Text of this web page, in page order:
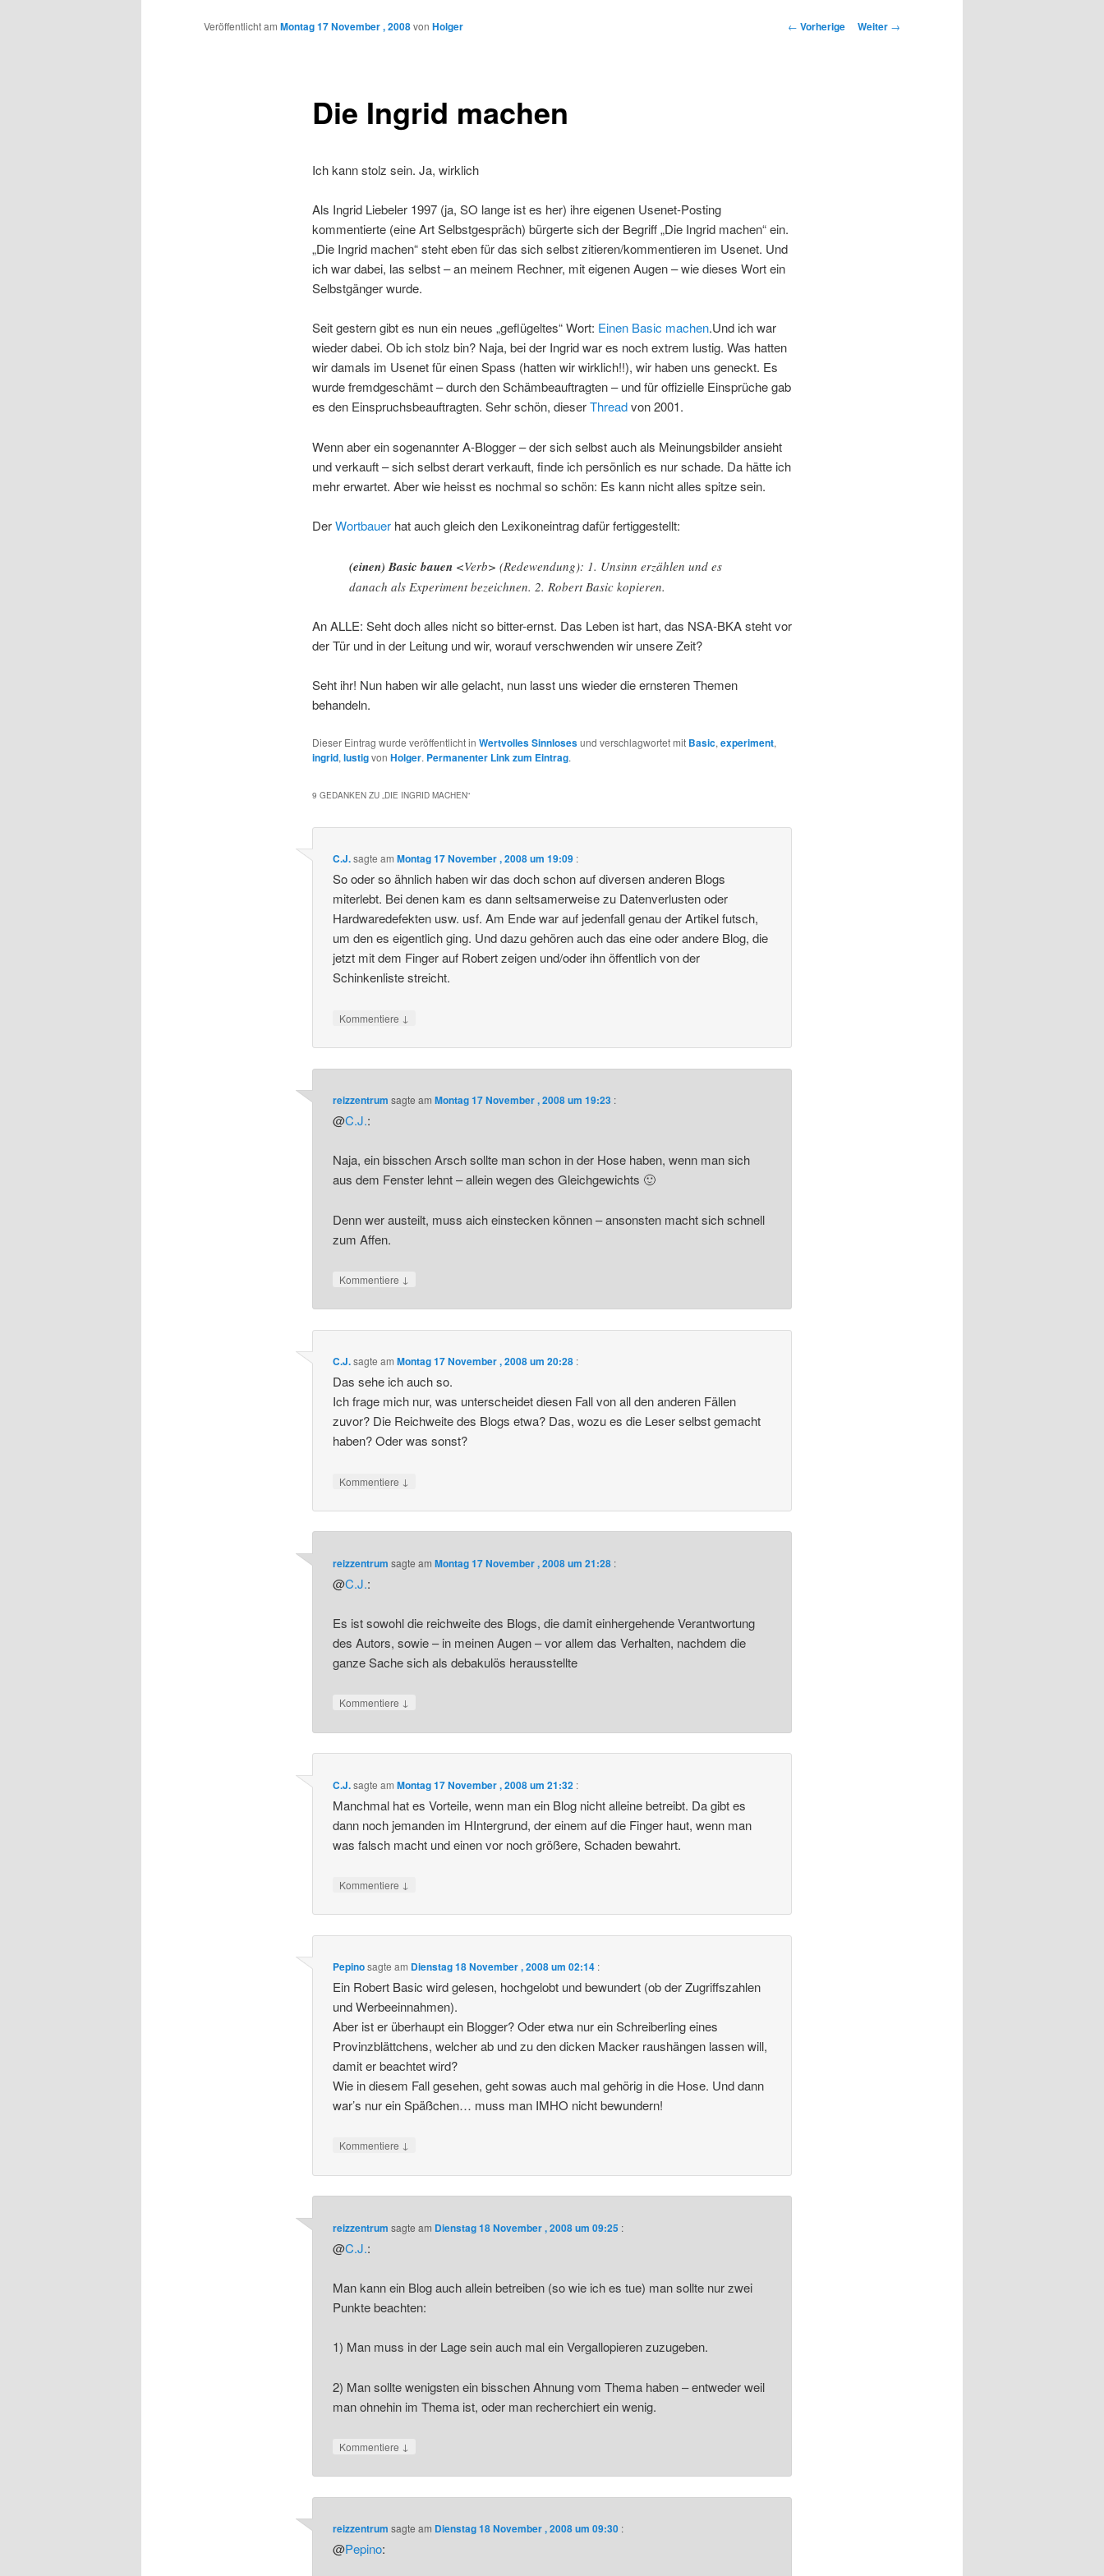
Inhalt
Beitrags-
← Vorherige Weiter →
Die Ingrid machen
Veröffentlicht am Montag 17 November , 2008von Holger
Ich kann stolz sein. Ja, wirklich
Als Ingrid Liebeler 1997 (ja, SO lange ist es her) ihre eigenen Usenet-Posting
kommentierte (eine Art Selbstgespräch) bürgerte sich der Begriff „Die Ingrid machen“ ein.
„Die Ingrid machen“ steht eben für das sich selbst zitieren/kommentieren im Usenet. Und
ich war dabei, las selbst – an meinem Rechner, mit eigenen Augen – wie dieses Wort ein
Selbstgänger wurde.
Seit gestern gibt es nun ein neues „geflügeltes“ Wort: Einen Basic machen.Und ich war
wieder dabei. Ob ich stolz bin? Naja, bei der Ingrid war es noch extrem lustig. Was hatten
wir damals im Usenet für einen Spass (hatten wir wirklich!!), wir haben uns geneckt. Es
wurde fremdgeschämt – durch den Schämbeauftragten – und für offizielle Einsprüche gab
es den Einspruchsbeauftragten. Sehr schön, dieserThreadvon 2001.
Wenn aber ein sogenannter A-Blogger – der sich selbst auch als Meinungsbilder ansieht
und verkauft – sich selbst derart verkauft, finde ich persönlich es nur schade. Da hätte ich
mehr erwartet. Aber wie heisst es nochmal so schön: Es kann nicht alles spitze sein.
DerWortbauerhat auch gleich den Lexikoneintrag dafür fertiggestellt:
(einen) Basic bauen<Verb> (Redewendung): 1. Unsinn erzählen und es
danach als Experiment bezeichnen. 2. Robert Basic kopieren.
An ALLE: Seht doch alles nicht so bitter-ernst. Das Leben ist hart, das NSA-BKA steht vor
der Tür und in der Leitung und wir, worauf verschwenden wir unsere Zeit?
Seht ihr! Nun haben wir alle gelacht, nun lasst uns wieder die ernsteren Themen
behandeln.
Dieser Eintrag wurde veröffentlicht in Wertvolles Sinnlosesund verschlagwortet mit Basic, experiment,
ingrid, lustigvon Holger. Permanenter Link zum Eintrag.
9 GEDANKEN ZU „DIE INGRID MACHEN“
C.J.sagte amMontag 17 November , 2008 um 19:09 :
So oder so ähnlich haben wir das doch schon auf diversen anderen Blogs
miterlebt. Bei denen kam es dann seltsamerweise zu Datenverlusten oder
Hardwaredefekten usw. usf. Am Ende war auf jedenfall genau der Artikel futsch,
um den es eigentlich ging. Und dazu gehören auch das eine oder andere Blog, die
jetzt mit dem Finger auf Robert zeigen und/oder ihn öffentlich von der
Schinkenliste streicht.
Kommentiere ↓
reizzentrum sagte amMontag 17 November , 2008 um 19:23 :
@C.J.:
Naja, ein bisschen Arsch sollte man schon in der Hose haben, wenn man sich
aus dem Fenster lehnt – allein wegen des Gleichgewichts 🙂
Denn wer austeilt, muss aich einstecken können – ansonsten macht sich schnell
zum Affen.
Kommentiere ↓
C.J.sagte amMontag 17 November , 2008 um 20:28 :
Das sehe ich auch so.
Ich frage mich nur, was unterscheidet diesen Fall von all den anderen Fällen
zuvor? Die Reichweite des Blogs etwa? Das, wozu es die Leser selbst gemacht
haben? Oder was sonst?
Kommentiere ↓
reizzentrum sagte amMontag 17 November , 2008 um 21:28 :
@C.J.:
Es ist sowohl die reichweite des Blogs, die damit einhergehende Verantwortung
des Autors, sowie – in meinen Augen – vor allem das Verhalten, nachdem die
ganze Sache sich als debakulös herausstellte
Kommentiere ↓
C.J.sagte amMontag 17 November , 2008 um 21:32 :
Manchmal hat es Vorteile, wenn man ein Blog nicht alleine betreibt. Da gibt es
dann noch jemanden im HIntergrund, der einem auf die Finger haut, wenn man
was falsch macht und einen vor noch größere, Schaden bewahrt.
Kommentiere ↓
Pepinosagte am Dienstag 18 November , 2008 um 02:14 :
Ein Robert Basic wird gelesen, hochgelobt und bewundert (ob der Zugriffszahlen
und Werbeeinnahmen).
Aber ist er überhaupt ein Blogger? Oder etwa nur ein Schreiberling eines
Provinzblättchens, welcher ab und zu den dicken Macker raushängen lassen will,
damit er beachtet wird?
Wie in diesem Fall gesehen, geht sowas auch mal gehörig in die Hose. Und dann
war’s nur ein Späßchen… muss man IMHO nicht bewundern!
Kommentiere ↓
reizzentrum sagte am Dienstag 18 November , 2008 um 09:25 :
@C.J.:
Man kann ein Blog auch allein betreiben (so wie ich es tue) man sollte nur zwei
Punkte beachten:
1) Man muss in der Lage sein auch mal ein Vergallopieren zuzugeben.
2) Man sollte wenigsten ein bisschen Ahnung vom Thema haben – entweder weil
man ohnehin im Thema ist, oder man recherchiert ein wenig.
Kommentiere ↓
reizzentrum sagte am Dienstag 18 November , 2008 um 09:30 :
@Pepino: